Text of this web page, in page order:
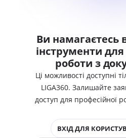
Ви намагаєтесь
інструменти
роботи з
Ці можливості доступні
LIGA360. Залишайте
доступ для професійної
ВХІД ДЛЯ